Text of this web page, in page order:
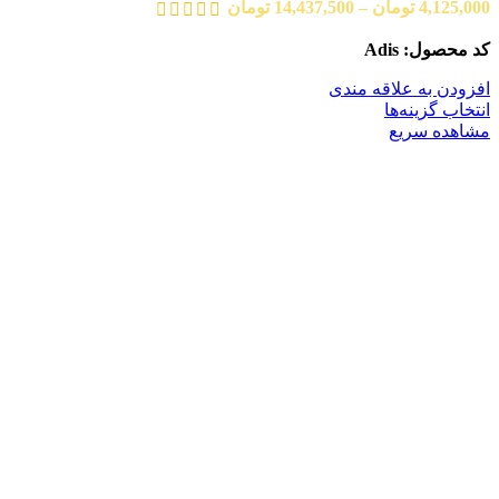
4,125,000 تومان –
14,437,500 تومان
کد محصول: Adis
افزودن به علاقه مندی
انتخاب گزینه‌ها
مشاهده سریع